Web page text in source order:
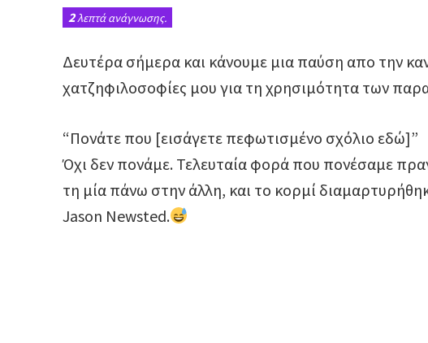
2λεπτά ανάγνωσης.
Δευτέρα σήμερα και κάνουμε μια παύση απο την
χατζηφιλοσοφίες μου για τη χρησιμότητα των
“Πονάτε που [εισάγετε πεφωτισμένο σχόλιο εδώ]”
Όχι δεν πονάμε. Τελευταία φορά που πονέσαμε
τη μία πάνω στην άλλη, και το κορμί
Jason Newsted.